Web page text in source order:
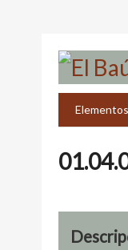
Elementos